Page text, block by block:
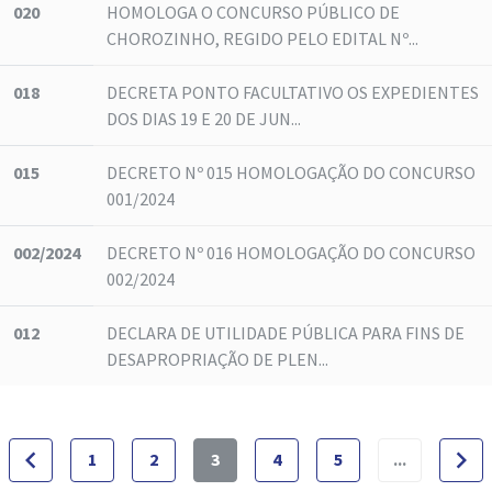
020
HOMOLOGA O CONCURSO PÚBLICO DE
CHOROZINHO, REGIDO PELO EDITAL Nº...
018
DECRETA PONTO FACULTATIVO OS EXPEDIENTES
DOS DIAS 19 E 20 DE JUN...
015
DECRETO Nº 015 HOMOLOGAÇÃO DO CONCURSO
001/2024
002/2024
DECRETO Nº 016 HOMOLOGAÇÃO DO CONCURSO
002/2024
012
DECLARA DE UTILIDADE PÚBLICA PARA FINS DE
DESAPROPRIAÇÃO DE PLEN...
navigate_before 1 2 3 4 5 ... navigate_next